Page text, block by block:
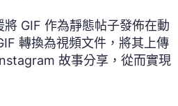
GIF 作為靜態帖子發佈在動
轉換為視頻文件，將其上傳
故事分享，從而實現